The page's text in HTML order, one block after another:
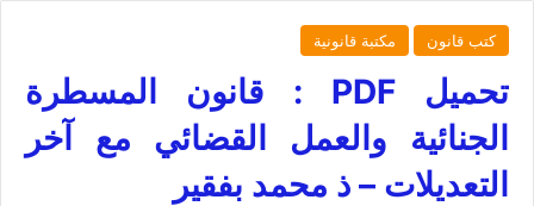
كتب قانون مكتبة قانونية
تحميل PDF : قانون المسطرة
الجنائية والعمل القضائي مع آخر
التعديلات – ذ محمد بفقير